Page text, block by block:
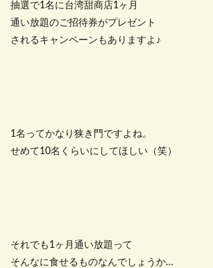
抽選で1名に台湾甜商店1ヶ月
通い放題のご招待券がプレゼント
されるキャンペーンもありますよ♪
1名ってかなり狭き門ですよね。
せめて10名くらいにしてほしい（笑）
それでも1ヶ月通い放題って
そんなに食せるものなんでしょうか…